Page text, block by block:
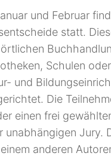
und Februar
statt.
Schulen
und
Die
einen frei
unabhängigen Jury.
anderen